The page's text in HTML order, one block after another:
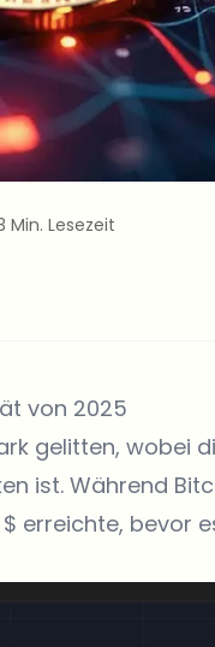
Min. Lesezeit
von 2025
gelitten, wobei
ist. Während
erreichte, bevor